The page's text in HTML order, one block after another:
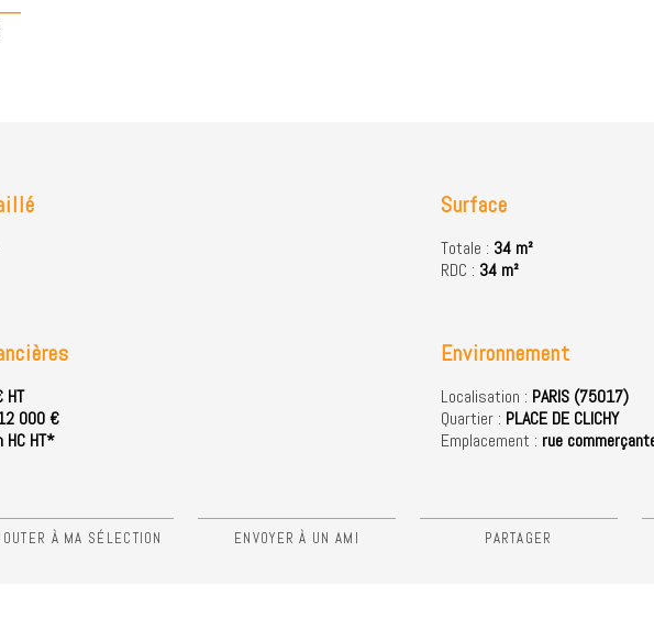
Surface
Totale : 34 m²
RDC : 34 m²
000 €
HT*
Environnement
Localisation : PARIS (75017)
Quartier : PLACE DE CLICHY
Emplacement : rue
À MA SÉLECTION ENVOYER À UN AMI PARTAGER